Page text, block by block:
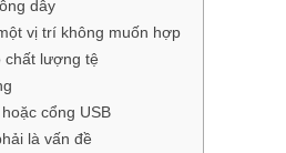
dây
vị trí không muốn hợp
chất lượng tệ
cổng USB
là vấn đề